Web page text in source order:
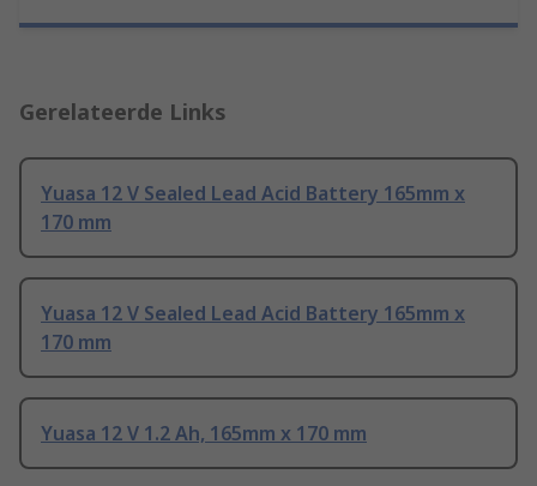
Gerelateerde Links
Yuasa 12 V Sealed Lead Acid Battery 165mm x
170 mm
Yuasa 12 V Sealed Lead Acid Battery 165mm x
170 mm
Yuasa 12 V 1.2 Ah, 165mm x 170 mm